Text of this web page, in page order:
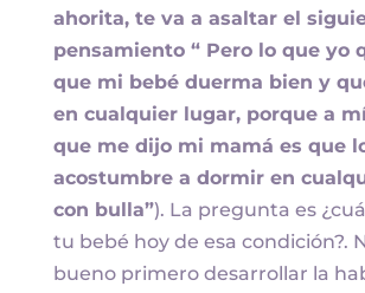
ahorita, te va a asaltar el
pensamiento “ Pero lo que yo
que mi bebé duerma bien y
en cualquier lugar, porque a
que me dijo mi mamá es que
acostumbre a dormir en
con bulla”). La pregunta es
tu bebé hoy de esa condición?.
bueno primero desarrollar la